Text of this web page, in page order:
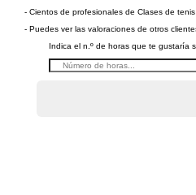
- Cientos de profesionales de Clases de
- Puedes ver las valoraciones de otros
Indica el n.º de horas que te gustaría